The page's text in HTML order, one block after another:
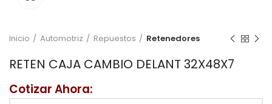
Inicio Automotriz Repuestos Retenedores
RETEN CAJA CAMBIO DELANT 32X48X7
Cotizar Ahora: